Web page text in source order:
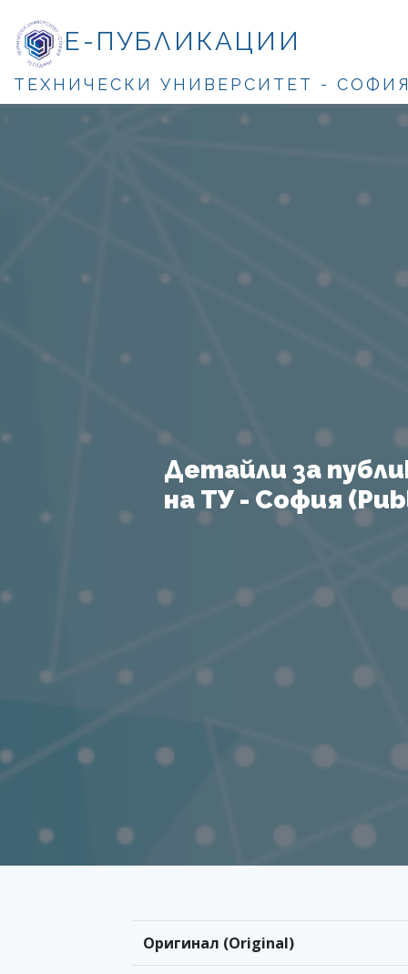
Е-ПУБЛИКАЦИИ
ТЕХНИЧЕСКИ УНИВЕРСИТЕТ -
Детайли за
на ТУ - София
Оригинал (Original)